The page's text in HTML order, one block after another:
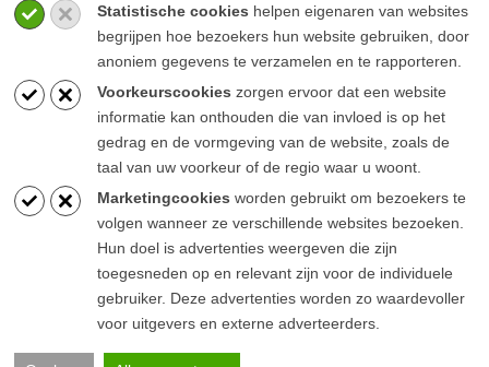
Statistische cookies helpen eigenaren van websites
begrijpen hoe bezoekers hun website gebruiken, door
anoniem gegevens te verzamelen en te rapporteren.
Voorkeurscookies zorgen ervoor dat een website
informatie kan onthouden die van invloed is op het
gedrag en de vormgeving van de website, zoals de
taal van uw voorkeur of de regio waar u woont.
Marketingcookies worden gebruikt om bezoekers te
volgen wanneer ze verschillende websites bezoeken.
Hun doel is advertenties weergeven die zijn
toegesneden op en relevant zijn voor de individuele
gebruiker. Deze advertenties worden zo waardevoller
voor uitgevers en externe adverteerders.
Algemene voorwaarden
Veelgestelde vragen
BLIJF OP DE HOOGTE
© Goesten & Goesten |Pink Raven